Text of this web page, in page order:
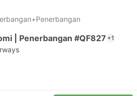
| Penerbangan #QF827 +1